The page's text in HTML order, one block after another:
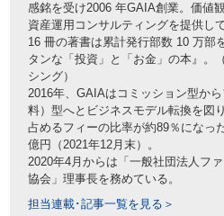
感銘を受け2006 年GAIA創業。価値
資産運用コンサルティングを提供して
16 冊の著書は累計発行部数 10 万部
タンな「投資」と「お金」の本』。
シング）
2016年、GAIAはコミッション型か
料）型へとビジネスモデル転換を図
占めるフィーの比率が約89％になっ
億円（2021年12月末）。
2020年4月からは「一般社団法人フ
協会」理事長を務めている。
担当連載･記事一覧を見る＞